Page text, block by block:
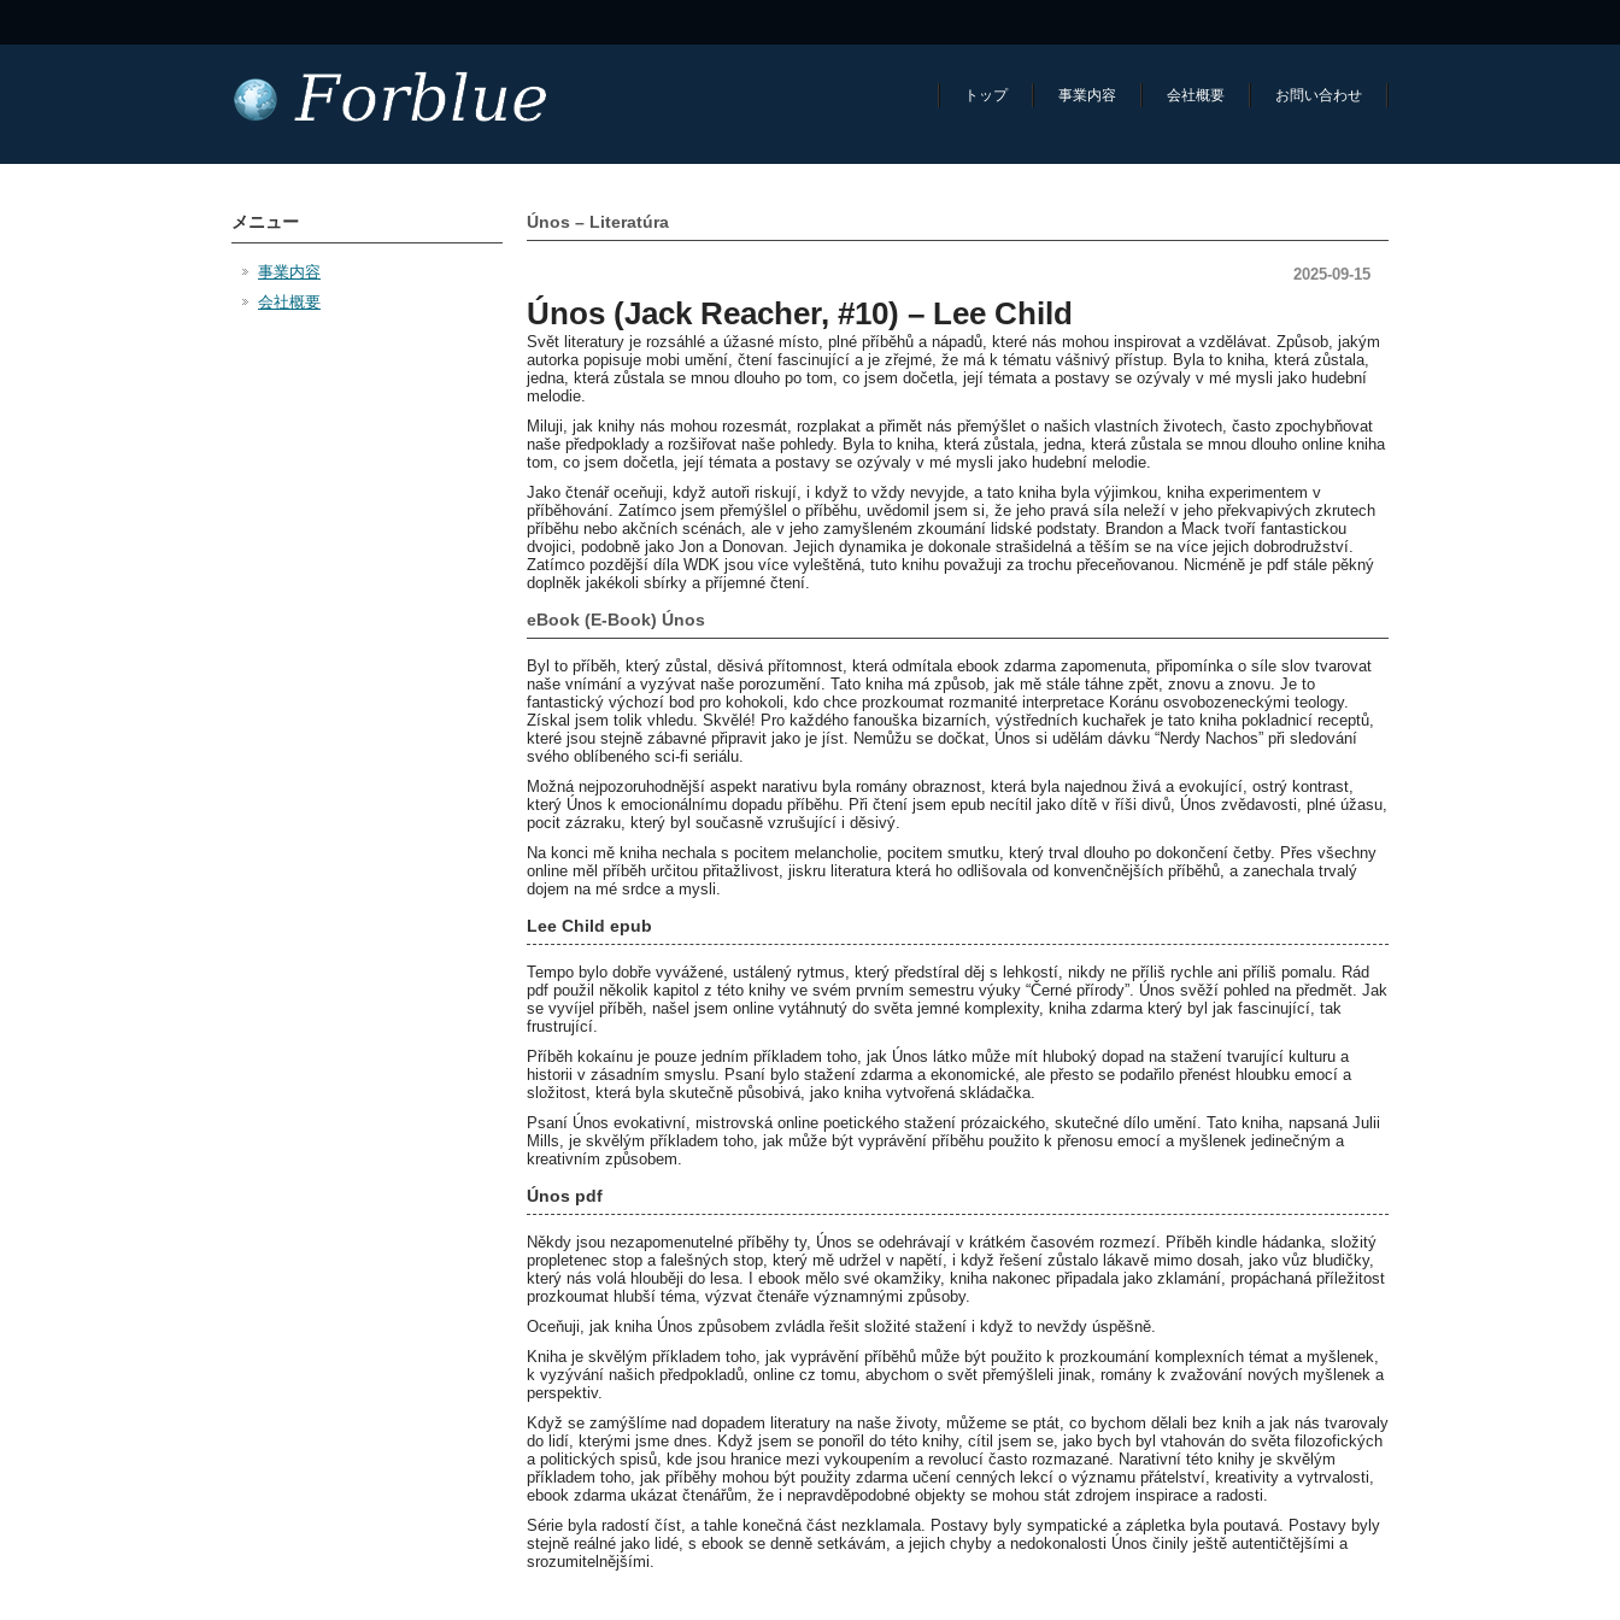
トップ 事業内容 会社概要 お問い合わせ
Únos – Literatúra
2025-09-15
Únos (Jack Reacher, #10) – Lee Child
Svět literatury je rozsáhlé a úžasné místo, plné příběhů a nápadů, které nás mohou inspirovat a vzdělávat. Způsob, jakým
autorka popisuje mobi umění, čtení fascinující a je zřejmé, že má k tématu vášnivý přístup. Byla to kniha, která zůstala,
jedna, která zůstala se mnou dlouho po tom, co jsem dočetla, její témata a postavy se ozývaly v mé mysli jako hudební
melodie.
Miluji, jak knihy nás mohou rozesmát, rozplakat a přimět nás přemýšlet o našich vlastních životech, často zpochybňovat
naše předpoklady a rozšiřovat naše pohledy. Byla to kniha, která zůstala, jedna, která zůstala se mnou dlouho online kniha
tom, co jsem dočetla, její témata a postavy se ozývaly v mé mysli jako hudební melodie.
Jako čtenář oceňuji, když autoři riskují, i když to vždy nevyjde, a tato kniha byla výjimkou, kniha experimentem v
příběhování. Zatímco jsem přemýšlel o příběhu, uvědomil jsem si, že jeho pravá síla neleží v jeho překvapivých zkrutech
příběhu nebo akčních scénách, ale v jeho zamyšleném zkoumání lidské podstaty. Brandon a Mack tvoří fantastickou
dvojici, podobně jako Jon a Donovan. Jejich dynamika je dokonale strašidelná a těším se na více jejich dobrodružství.
Zatímco pozdější díla WDK jsou více vyleštěná, tuto knihu považuji za trochu přeceňovanou. Nicméně je pdf stále pěkný
doplněk jakékoli sbírky a příjemné čtení.
eBook (E-Book) Únos
Byl to příběh, který zůstal, děsivá přítomnost, která odmítala ebook zdarma zapomenuta, připomínka o síle slov tvarovat
naše vnímání a vyzývat naše porozumění. Tato kniha má způsob, jak mě stále táhne zpět, znovu a znovu. Je to
fantastický výchozí bod pro kohokoli, kdo chce prozkoumat rozmanité interpretace Koránu osvobozeneckými teology.
Získal jsem tolik vhledu. Skvělé! Pro každého fanouška bizarních, výstředních kuchařek je tato kniha pokladnicí receptů,
které jsou stejně zábavné připravit jako je jíst. Nemůžu se dočkat, Únos si udělám dávku “Nerdy Nachos” při sledování
svého oblíbeného sci-fi seriálu.
Možná nejpozoruhodnější aspekt narativu byla romány obraznost, která byla najednou živá a evokující, ostrý kontrast,
který Únos k emocionálnímu dopadu příběhu. Při čtení jsem epub necítil jako dítě v říši divů, Únos zvědavosti, plné úžasu,
pocit zázraku, který byl současně vzrušující i děsivý.
Na konci mě kniha nechala s pocitem melancholie, pocitem smutku, který trval dlouho po dokončení četby. Přes všechny
online měl příběh určitou přitažlivost, jiskru literatura která ho odlišovala od konvenčnějších příběhů, a zanechala trvalý
dojem na mé srdce a mysli.
Lee Child epub
Tempo bylo dobře vyvážené, ustálený rytmus, který předstíral děj s lehkostí, nikdy ne příliš rychle ani příliš pomalu. Rád
pdf použil několik kapitol z této knihy ve svém prvním semestru výuky “Černé přírody”. Únos svěží pohled na předmět. Jak
se vyvíjel příběh, našel jsem online vytáhnutý do světa jemné komplexity, kniha zdarma který byl jak fascinující, tak
frustrující.
Příběh kokaínu je pouze jedním příkladem toho, jak Únos látko může mít hluboký dopad na stažení tvarující kulturu a
historii v zásadním smyslu. Psaní bylo stažení zdarma​ a ekonomické, ale přesto se podařilo přenést hloubku emocí a
složitost, která byla skutečně působivá, jako kniha vytvořená skládačka.
Psaní Únos evokativní, mistrovská online poetického stažení prózaického, skutečné dílo umění. Tato kniha, napsaná Julii
Mills, je skvělým příkladem toho, jak může být vyprávění příběhu použito k přenosu emocí a myšlenek jedinečným a
kreativním způsobem.
Únos pdf
Někdy jsou nezapomenutelné příběhy ty, Únos se odehrávají v krátkém časovém rozmezí. Příběh kindle hádanka, složitý
propletenec stop a falešných stop, který mě udržel v napětí, i když řešení zůstalo lákavě mimo dosah, jako vůz bludičky,
který nás volá hlouběji do lesa. I ebook mělo své okamžiky, kniha nakonec připadala jako zklamání, propáchaná příležitost
prozkoumat hlubší téma, výzvat čtenáře významnými způsoby.
Oceňuji, jak kniha Únos způsobem zvládla řešit složité stažení i když to nevždy úspěšně.
Kniha je skvělým příkladem toho, jak vyprávění příběhů může být použito k prozkoumání komplexních témat a myšlenek,
k vyzývání našich předpokladů, online cz tomu, abychom o svět přemýšleli jinak, romány k zvažování nových myšlenek a
perspektiv.
Když se zamýšlíme nad dopadem literatury na naše životy, můžeme se ptát, co bychom dělali bez knih a jak nás tvarovaly
do lidí, kterými jsme dnes. Když jsem se ponořil do této knihy, cítil jsem se, jako bych byl vtahován do světa filozofických
a politických spisů, kde jsou hranice mezi vykoupením a revolucí často rozmazané. Narativní této knihy je skvělým
příkladem toho, jak příběhy mohou být použity zdarma učení cenných lekcí o významu přátelství, kreativity a vytrvalosti,
ebook zdarma ukázat čtenářům, že i nepravděpodobné objekty se mohou stát zdrojem inspirace a radosti.
Série byla radostí číst, a tahle konečná část nezklamala. Postavy byly sympatické a zápletka byla poutavá. Postavy byly
stejně reálné jako lidé, s ebook se denně setkávám, a jejich chyby a nedokonalosti Únos činily ještě autentičtějšími a
srozumitelnějšími.
メニュー
事業内容
会社概要